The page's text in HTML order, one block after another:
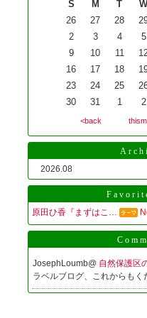
S M T W
26
27 28
2
3 4 5
9
10 11
16
17 18
23
24 25
30
31 1 2
<back
2026.08
原田ひ香『まずはこ…
JosephLoumb@ 自然保護区
ラベルブログ、これからも